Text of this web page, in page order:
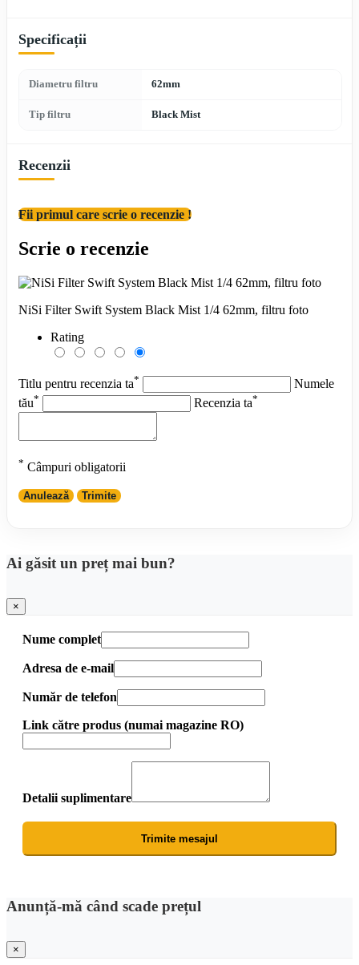
Specificații
Diametru filtru 62mm
Tip filtru Black Mist
Recenzii
Fii primul care scrie o recenzie !
Scrie o recenzie
NiSi Filter Swift System Black Mist 1/4 62mm, filtru foto
Rating
Titlu pentru recenzia ta*
Numele
tău* Recenzia ta*
* Câmpuri obligatorii
Anulează Trimite
Ai găsit un preț mai bun?
×
Nume complet
Adresa de e-mail
Număr de telefon
Link către produs (numai magazine RO)
Detalii suplimentare
Trimite mesajul
Anunță-mă când scade prețul
×